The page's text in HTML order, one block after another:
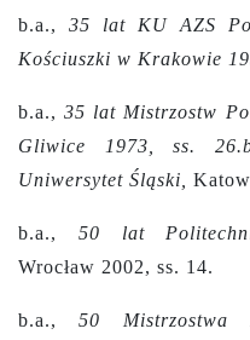
b.a., 35 lat KU AZS
Kościuszki w Krakowie
b.a.,35 lat Mistrzostw
Gliwice 1973, ss.
Uniwersytet Śląski,
b.a., 50 lat
Wrocław 2002, ss. 14.
b.a.,50 Mistrzostwa